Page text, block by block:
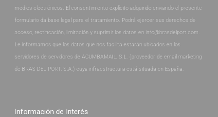
medios electrónicos. El consentimiento explícito adquirido enviando el presente
formulario da base legal para el tratamiento. Podrá ejercer sus derechos de
acceso, rectificación, limitación y suprimir los datos en info@brasdelport.com.
Le informamos que los datos que nos facilita estarán ubicados en los
servidores de servidores de ACUMBAMAIL, S.L. (proveedor de email marketing
de BRAS DEL PORT, S.A.) cuya infraestructura está situada en España.
Información de Interés